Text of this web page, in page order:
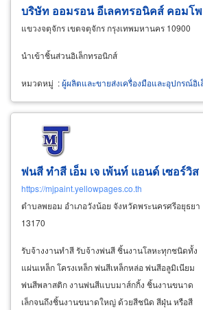
บริษัท ออมรอน อีเลคทรอนิคส์ คอมโ
แขวงจตุจักร เขตจตุจักร กรุงเทพมหานคร 10900
นำเข้าชิ้นส่วนอิเล็กทรอนิกส์
หมวดหมู่ :ผู้ผลิตและขายส่งเครื่องมือและอุปกรณ์อิ
พ่นสี ทำสี เอ็ม เจ เพ้นท์ แอนด์ เซอร์วิส
https://mjpaint.yellowpages.co.th
ตำบลพยอม อำเภอวังน้อย จังหวัดพระนครศรีอยุธยา
13170
รับจ้างงานทำสี รับจ้างพ่นสี ชิ้นงานโลหะทุกชนิดทั้ง
แผ่นเหล็ก โครงเหล็ก พ่นสีเหล็กหล่อ พ่นสีอลูมิเนียม
พ่นสีพลาสติก งานพ่นสีแบบมาส์กกิ้ง ชิ้นงานขนาด
เล็กจนถึงชิ้นงานขนาดใหญ่ ด้วยสีชนิด สีฝุ่น หรือสี